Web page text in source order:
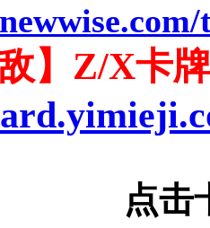
敌】Z/X卡
点击